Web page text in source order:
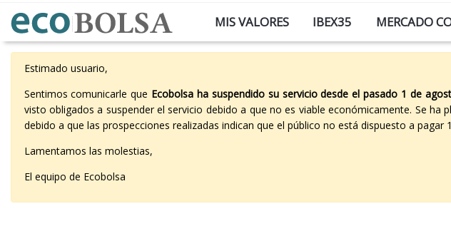
MIS VALORES IBEX35 MERCADO
Estimado usuario,
Sentimos comunicarle que Ecobolsa ha suspendido su servicio desde el pasado 1 de
visto obligados a suspender el servicio debido a que no es viable económicamente. Se
debido a que las prospecciones realizadas indican que el público no está dispuesto a
Lamentamos las molestias,
El equipo de Ecobolsa